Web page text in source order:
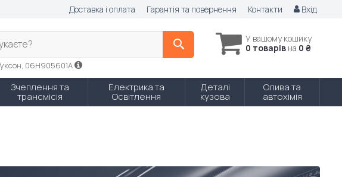
Доставка і оплата Гарантія та повернення Контакти Вхід
У вашому кошику
0 товарів на 0 ₴
06H905601A
Зчеплення та
трансмісія
Електрика та
Освітлення
Деталі
кузова
Олива та
автохімія